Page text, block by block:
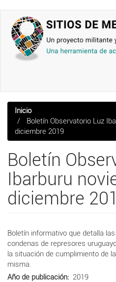
contenido
principal
Inicio
Boletín Observatorio Luz
diciembre 2019
Boletín
Ibarburu
diciembre
Boletín informativo que detalla las
condenas de represores
la situación de cumplimiento de la
misma.
Año de publicación
2019